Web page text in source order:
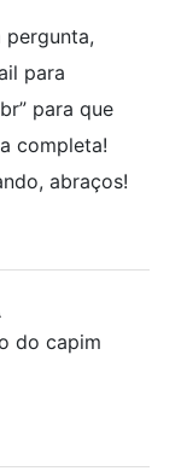
pergunta,
para
para que
completa!
abraços!
do capim